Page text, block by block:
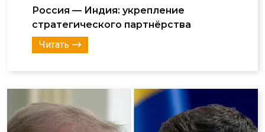
Россия — Индия: укрепление
стратегического партнёрства
Читать